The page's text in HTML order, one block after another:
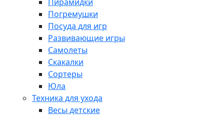
Погремушки
Посуда для игр
Развивающие игры
Самолеты
Скакалки
Сортеры
Юла
Техника для ухода
Весы детские